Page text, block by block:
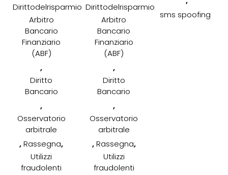
Dirittodelrisparmio
Arbitro
Bancario
Finanziario
(ABF)
,
Diritto
Bancario
,
Osservatorio
arbitrale
,Rassegna,
Utilizzi
fraudolenti
Dirittodelrisparmio
Arbitro
Bancario
Finanziario
(ABF)
,
Diritto
Bancario
,
Osservatorio
arbitrale
,Rassegna,
Utilizzi
fraudolenti
sms spoofing